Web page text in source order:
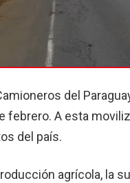
del
febrero. A esta
del país.
agrícola, la